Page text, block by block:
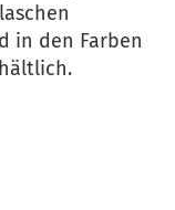
in den Farben